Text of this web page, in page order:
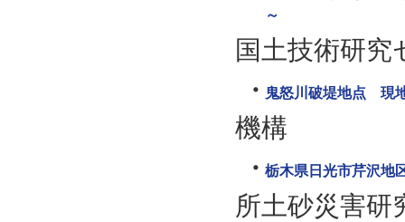
～
国土技術研究
鬼怒川破堤地点 現
機構
栃木県日光市芹沢地
所土砂災害研